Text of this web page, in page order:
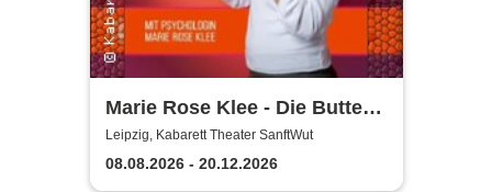
Marie Rose Klee - Die Butter
steht wirklich im
Kühlschrank!
Leipzig, Kabarett Theater SanftWut
08.08.2026 - 20.12.2026